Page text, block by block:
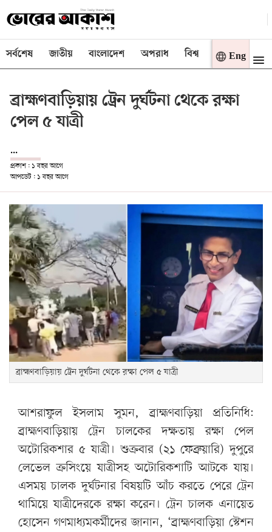
সর্বশেষ জাতীয় বাংলাদেশ অপরাধ বিশ্ব বাণিজ্য
Eng
ব্রাহ্মণবাড়িয়ায় ট্রেন দুর্ঘটনা থেকে রক্ষা
পেল ৫ যাত্রী
...
প্রকাশ : ১ বছর আগে
আপডেট : ১ বছর আগে
ব্রাহ্মণবাড়িয়ায় ট্রেন দুর্ঘটনা থেকে রক্ষা পেল ৫ যাত্রী
আশরাফুল ইসলাম সুমন, ব্রাহ্মণবাড়িয়া প্রতিনিধি:
ব্রাহ্মণবাড়িয়ায় ট্রেন চালকের দক্ষতায় রক্ষা পেল
অটোরিকশার ৫ যাত্রী। শুক্রবার (২১ ফেব্রুয়ারি) দুপুরে
লেভেল ক্রসিংয়ে যাত্রীসহ অটোরিকশাটি আটকে যায়।
এসময় চালক দুর্ঘটনার বিষয়টি আঁচ করতে পেরে ট্রেন
থামিয়ে যাত্রীদেরকে রক্ষা করেন। ট্রেন চালক এনায়েত
হোসেন গণমাধ্যমকর্মীদের জানান, ‘ব্রাহ্মণবাড়িয়া স্টেশন